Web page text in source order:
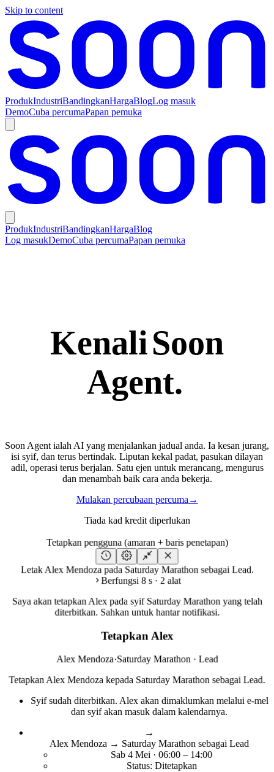
Skip to content
ProdukIndustriBandingkanHargaBlogLog masuk
DemoCuba percumaPapan pemuka
ProdukIndustriBandingkanHargaBlog
Log masukDemoCuba percumaPapan pemuka
KenaliSoon
Agent.
Soon Agent ialah AI yang menjalankan jadual anda. Ia kesan jurang,
isi syif, dan terus bertindak. Liputan kekal padat, pasukan dilayan
adil, operasi terus berjalan. Satu ejen untuk merancang, mengurus
dan menambah baik cara anda bekerja.
Mulakan percubaan percuma →
Tiada kad kredit diperlukan
Tetapkan pengguna (amaran + baris penetapan)
Letak Alex Mendoza pada Saturday Marathon sebagai Lead.
Berfungsi 8 s · 2 alat
Saya akan tetapkan Alex pada syif Saturday Marathon yang telah
diterbitkan. Sahkan untuk hantar notifikasi.
Tetapkan Alex
Alex Mendoza·Saturday Marathon · Lead
Tetapkan Alex Mendoza kepada Saturday Marathon sebagai Lead.
Syif sudah diterbitkan. Alex akan dimaklumkan melalui e-mel
dan syif akan masuk dalam kalendarnya.
→
Alex Mendoza → Saturday Marathon sebagai Lead
Sab 4 Mei · 06:00 – 14:00
Status: Ditetapkan